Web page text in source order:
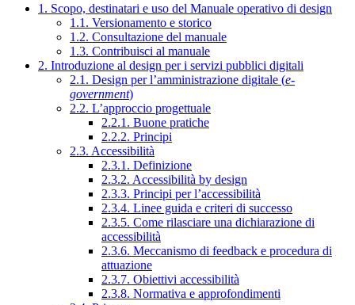
1. Scopo, destinatari e uso del Manuale operativo di design
1.1. Versionamento e storico
1.2. Consultazione del manuale
1.3. Contribuisci al manuale
2. Introduzione al design per i servizi pubblici digitali
2.1. Design per l’amministrazione digitale (e-
government)
2.2. L’approccio progettuale
2.2.1. Buone pratiche
2.2.2. Principi
2.3. Accessibilità
2.3.1. Definizione
2.3.2. Accessibilità by design
2.3.3. Principi per l’accessibilità
2.3.4. Linee guida e criteri di successo
2.3.5. Come rilasciare una dichiarazione di
accessibilità
2.3.6. Meccanismo di feedback e procedura di
attuazione
2.3.7. Obiettivi accessibilità
2.3.8. Normativa e approfondimenti